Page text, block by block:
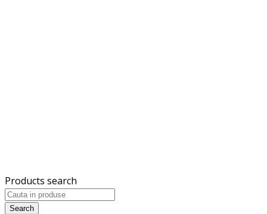
Products search
Search